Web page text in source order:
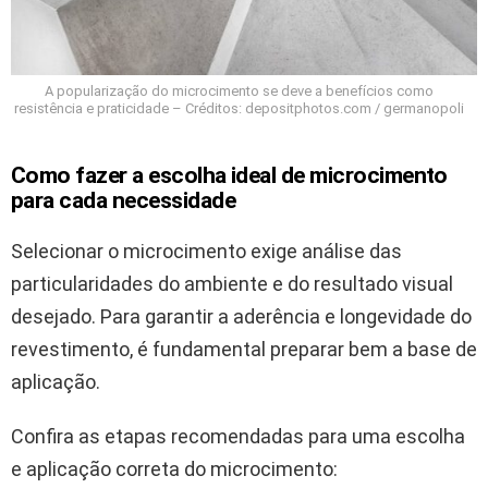
A popularização do microcimento se deve a benefícios como
resistência e praticidade – Créditos: depositphotos.com / germanopoli
Como fazer a escolha ideal de microcimento
para cada necessidade
Selecionar o microcimento exige análise das
particularidades do ambiente e do resultado visual
desejado. Para garantir a aderência e longevidade do
revestimento, é fundamental preparar bem a base de
aplicação.
Confira as etapas recomendadas para uma escolha
e aplicação correta do microcimento: